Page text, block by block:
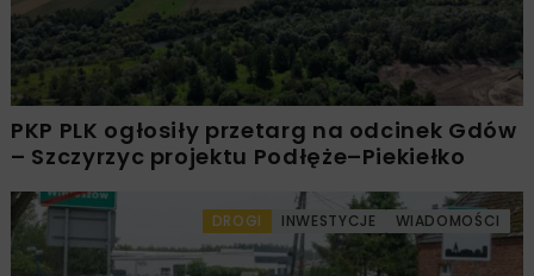
PKP PLK ogłosiły przetarg na odcinek Gdów
– Szczyrzyc projektu Podłęże–Piekiełko
DROGI INWESTYCJE WIADOMOŚCI